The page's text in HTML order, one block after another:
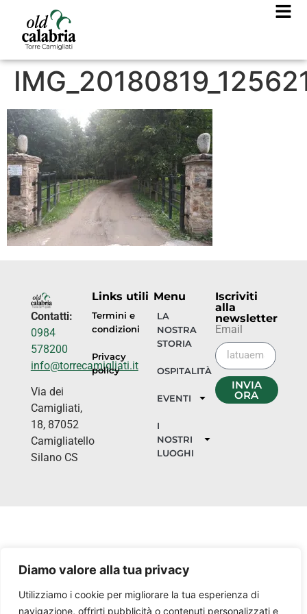
Diamo valore alla tua privacy
Utilizziamo i cookie per migliorare la tua esperienza di
navigazione, offrirti pubblicità o contenuti personalizzati e
Contatti:
0984
578200
info@torrecamigliati.it
Via dei
Camigliati,
18, 87052
Camigliatello
Silano CS
Links utili
Termini e
condizioni
Privacy
policy
Menu
LA
NOSTRA
STORIA
OSPITALITÀ
EVENTI
I
NOSTRI
LUOGHI
Iscriviti
alla
newsletter
Email
INVIA
ORA